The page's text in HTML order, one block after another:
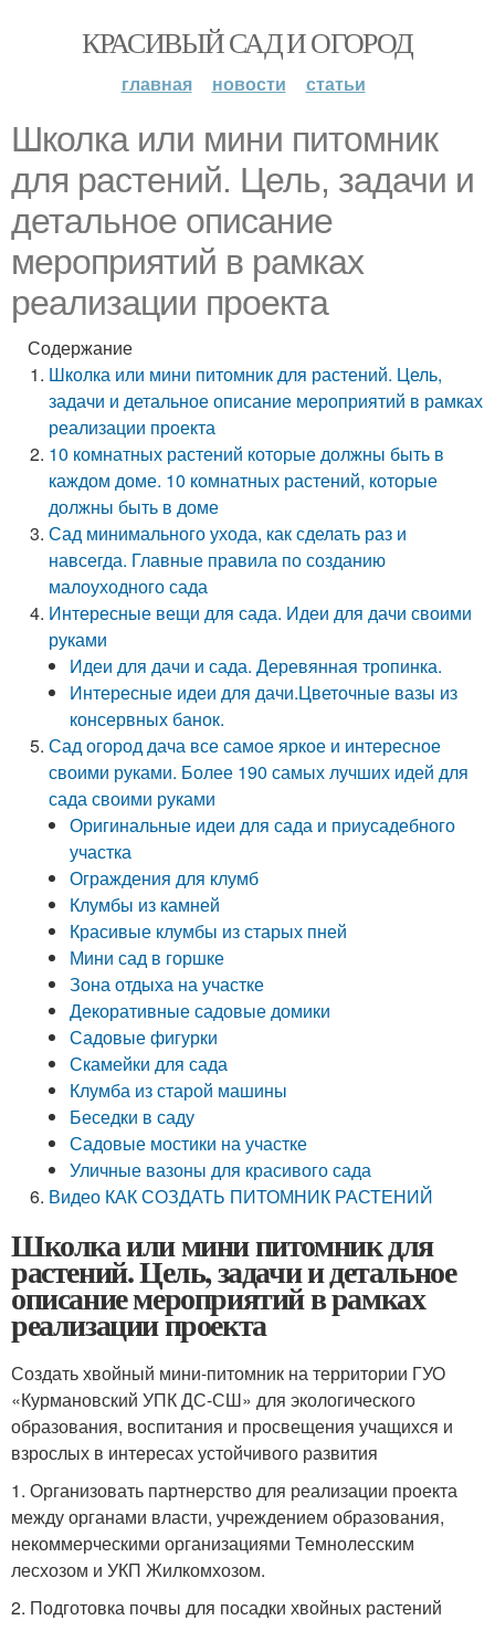
КРАСИВЫЙ САД И ОГОРОД
главная новости статьи
Школка или мини питомник
для растений. Цель, задачи и
детальное описание
мероприятий в рамках
реализации проекта
Содержание
Школка или мини питомник для растений. Цель,
задачи и детальное описание мероприятий в рамках
реализации проекта
10 комнатных растений которые должны быть в
каждом доме. 10 комнатных растений, которые
должны быть в доме
Сад минимального ухода, как сделать раз и
навсегда. Главные правила по созданию
малоуходного сада
Интересные вещи для сада. Идеи для дачи своими
руками
Идеи для дачи и сада. Деревянная тропинка.
Интересные идеи для дачи.Цветочные вазы из
консервных банок.
Сад огород дача все самое яркое и интересное
своими руками. Более 190 самых лучших идей для
сада своими руками
Оригинальные идеи для сада и приусадебного
участка
Ограждения для клумб
Клумбы из камней
Красивые клумбы из старых пней
Мини сад в горшке
Зона отдыха на участке
Декоративные садовые домики
Садовые фигурки
Скамейки для сада
Клумба из старой машины
Беседки в саду
Садовые мостики на участке
Уличные вазоны для красивого сада
Видео КАК СОЗДАТЬ ПИТОМНИК РАСТЕНИЙ
Школка или мини питомник для
растений. Цель, задачи и детальное
описание мероприятий в рамках
реализации проекта
Создать хвойный мини-питомник на территории ГУО
«Курмановский УПК ДС-СШ» для экологического
образования, воспитания и просвещения учащихся и
взрослых в интересах устойчивого развития
1. Организовать партнерство для реализации проекта
между органами власти, учреждением образования,
некоммерческими организациями Темнолесским
лесхозом и УКП Жилкомхозом.
2. Подготовка почвы для посадки хвойных растений